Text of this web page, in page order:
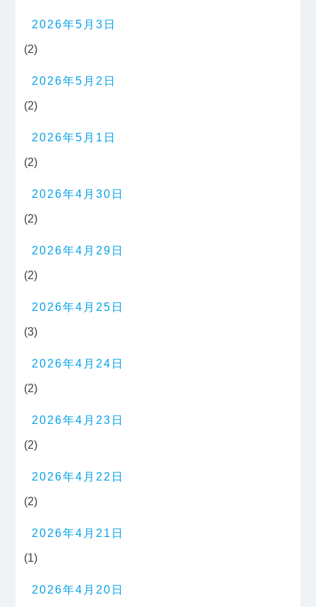
2026年5月3日
(2)
2026年5月2日
(2)
2026年5月1日
(2)
2026年4月30日
(2)
2026年4月29日
(2)
2026年4月25日
(3)
2026年4月24日
(2)
2026年4月23日
(2)
2026年4月22日
(2)
2026年4月21日
(1)
2026年4月20日